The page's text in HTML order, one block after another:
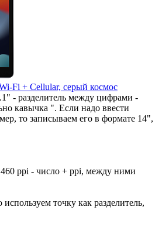
Fi + Cellular, серый космос
- разделитель между цифрами -
кавычка ". Если надо ввести
то записываем его в формате 14",
ppi - число + ppi, между ними
точку как разделитель,